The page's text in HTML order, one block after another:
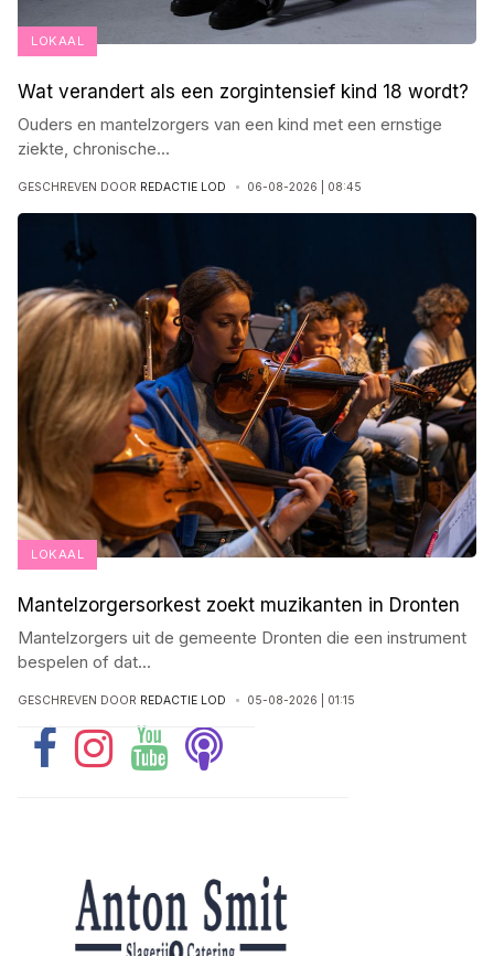
LOKAAL
Wat verandert als een zorgintensief kind 18 wordt?
Ouders en mantelzorgers van een kind met een ernstige
ziekte, chronische...
GESCHREVEN DOOR REDACTIE LOD 06-08-2026 | 08:45
LOKAAL
Mantelzorgersorkest zoekt muzikanten in Dronten
Mantelzorgers uit de gemeente Dronten die een instrument
bespelen of dat...
GESCHREVEN DOOR REDACTIE LOD 05-08-2026 | 01:15